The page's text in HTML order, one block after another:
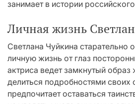
занимает в истории
Личная жизнь
Светлана Чуйкина старательно
личную жизнь от глаз
актриса ведет замкнутый образ
делиться подробностями своих
предпочитает оставаться